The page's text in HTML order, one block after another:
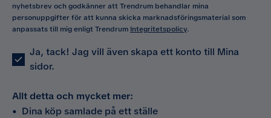
nyhetsbrev och godkänner att Trendrum behandlar mina
personuppgifter för att kunna skicka marknadsföringsmaterial som
anpassats till mig enligt Trendrum Integritetspolicy.
Ja, tack! Jag vill även skapa ett konto till Mina
sidor.
Allt detta och mycket mer:
• Dina köp samlade på ett ställe